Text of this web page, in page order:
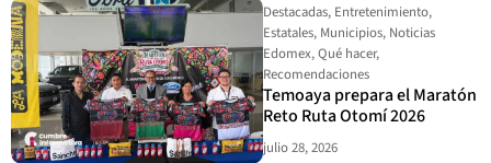
Destacadas, Entretenimiento,
Estatales, Municipios, Noticias
Edomex,Qué hacer,
Recomendaciones
Temoaya prepara el Maratón
Reto Ruta Otomí 2026
julio 28, 2026